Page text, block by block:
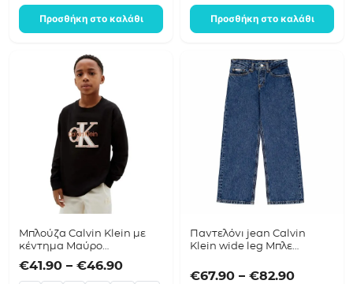
Προσθήκη στο καλάθι Προσθήκη στο καλάθι
Μπλούζα Calvin Klein με
κέντημα Μαύρο
€41.90 – €46.90Price range: €41.90 through
Παντελόνι jean Calvin
Klein wide leg Μπλε
€67.90 – €82.90Price